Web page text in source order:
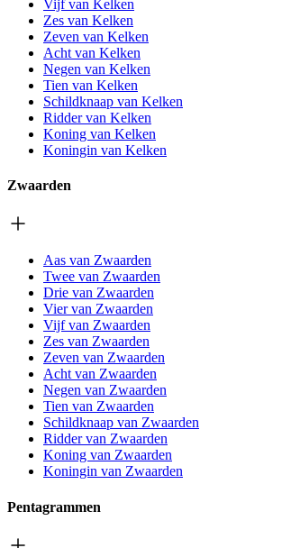
Vijf van Kelken
Zes van Kelken
Zeven van Kelken
Acht van Kelken
Negen van Kelken
Tien van Kelken
Schildknaap van Kelken
Ridder van Kelken
Koning van Kelken
Koningin van Kelken
Zwaarden
Aas van Zwaarden
Twee van Zwaarden
Drie van Zwaarden
Vier van Zwaarden
Vijf van Zwaarden
Zes van Zwaarden
Zeven van Zwaarden
Acht van Zwaarden
Negen van Zwaarden
Tien van Zwaarden
Schildknaap van Zwaarden
Ridder van Zwaarden
Koning van Zwaarden
Koningin van Zwaarden
Pentagrammen